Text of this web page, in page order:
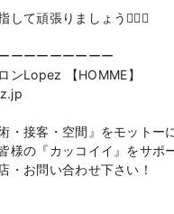
して頑張りましょう🙂‍↕️✨
ーーーーーーーー
ンLopez 【HOMME】
・接客・空間』をモットー
様の『カッコイイ』をサポ
・お問い合わせ下さい！